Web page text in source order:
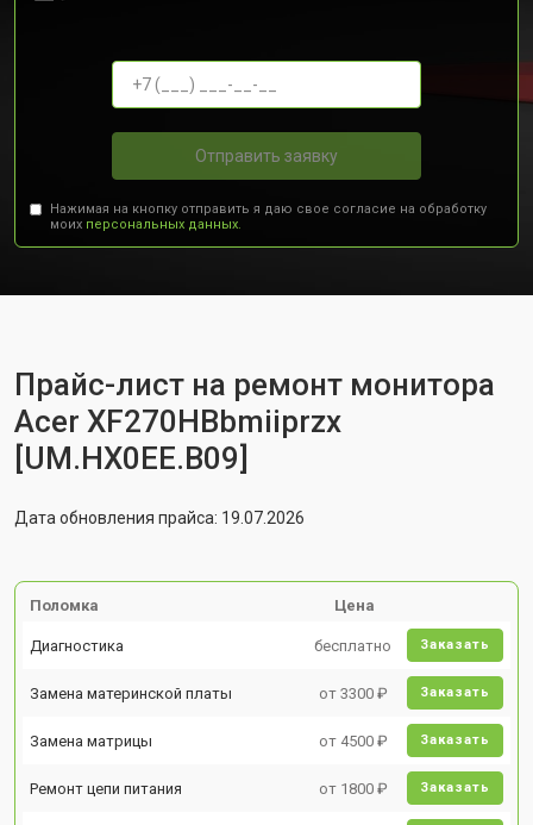
Отправить заявку
Нажимая на кнопку отправить я даю свое согласие на обработку
моих персональных данных.
Прайс-лист на ремонт монитора
Acer XF270HBbmiiprzx
[UM.HX0EE.B09]
Дата обновления прайса: 19.07.2026
Поломка Цена
Диагностика бесплатно Заказать
Замена материнской платы от 3300 ₽ Заказать
Замена матрицы от 4500 ₽ Заказать
Ремонт цепи питания от 1800 ₽ Заказать